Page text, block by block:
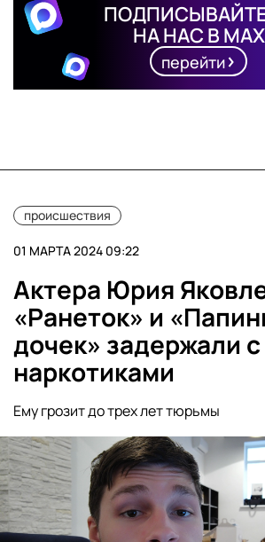
НА НАС В MAX
перейти
происшествия
01 МАРТА 2024 09:22
Актера Юрия
«Ранеток» и
дочек» задержали с
наркотиками
Ему грозит до трех лет тюрьмы